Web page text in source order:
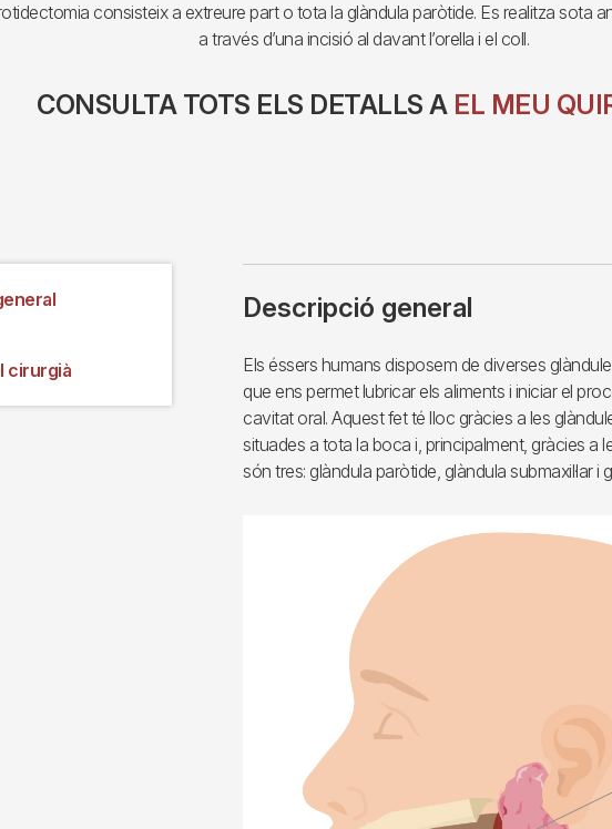
consisteix a extreure part o tota la glàndula paròtide. Es realitza sota
a través d’una incisió al davant l’orella i el coll.
CONSULTA TOTS ELS DETALLS A EL MEU
cirurgià
Descripció general
Els éssers humans disposem de diverses
que ens permet lubricar els aliments i iniciar el
cavitat oral. Aquest fet té lloc gràcies a les
situades a tota la boca i, principalment, gràcies a
són tres: glàndula paròtide, glàndula submaxil·lar i